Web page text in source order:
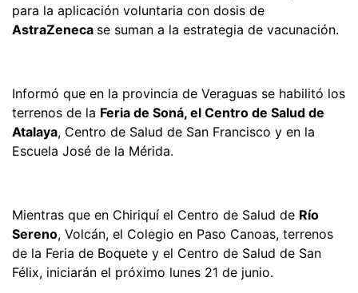
para la aplicación voluntaria con dosis de
AstraZeneca se suman a la estrategia de vacunación.
Informó que en la provincia de Veraguas se habilitó los
terrenos de la Feria de Soná, el Centro de Salud de
Atalaya, Centro de Salud de San Francisco y en la
Escuela José de la Mérida.
Mientras que en Chiriquí el Centro de Salud de Río
Sereno, Volcán, el Colegio en Paso Canoas, terrenos
de la Feria de Boquete y el Centro de Salud de San
Félix, iniciarán el próximo lunes 21 de junio.